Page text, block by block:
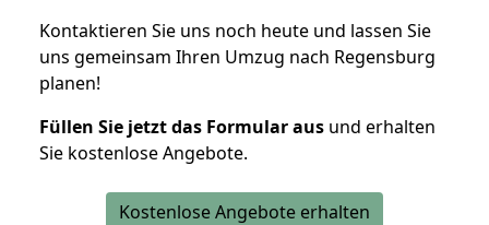
Kontaktieren Sie uns noch heute und lassen Sie
uns gemeinsam Ihren Umzug nach Regensburg
planen!
Füllen Sie jetzt das Formular aus und erhalten
Sie kostenlose Angebote.
Kostenlose Angebote erhalten